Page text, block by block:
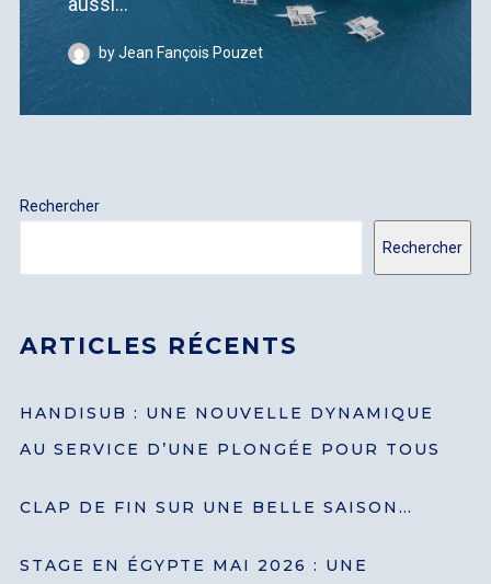
by Jean Fançois Pouzet
Rechercher
Rechercher
ARTICLES RÉCENTS
HANDISUB : UNE NOUVELLE DYNAMIQUE
AU SERVICE D’UNE PLONGÉE POUR TOUS
CLAP DE FIN SUR UNE BELLE SAISON…
STAGE EN ÉGYPTE MAI 2026 : UNE